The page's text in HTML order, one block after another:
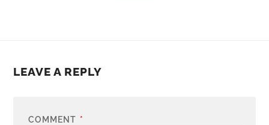
LEAVE A REPLY
COMMENT *